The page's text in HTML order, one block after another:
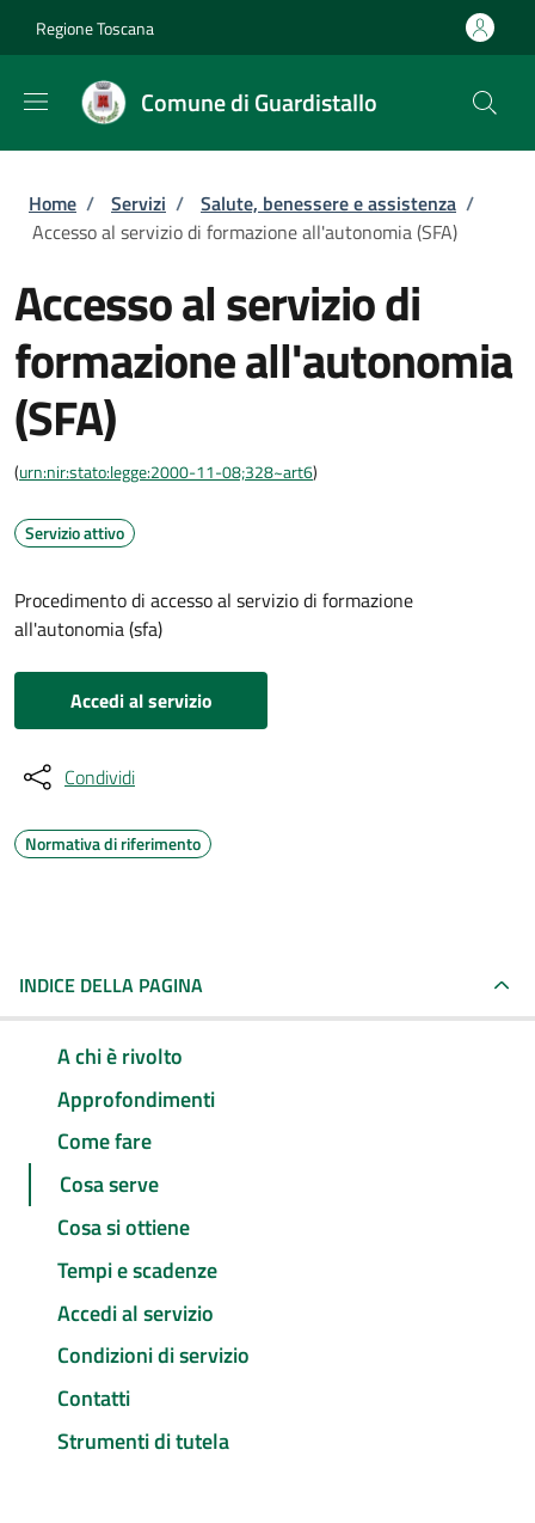
Regione Toscana
Comune di Guardistallo
Briciole di pane
Home / Servizi / Salute, benessere e assistenza /
Accesso al servizio di formazione all'autonomia (SFA)
Accesso al servizio di
formazione all'autonomia
(SFA)
(urn:nir:stato:legge:2000-11-08;328~art6)
Servizio attivo
Procedimento di accesso al servizio di formazione
all'autonomia (sfa)
Accedi al servizio
Condividi
Normativa di riferimento
INDICE DELLA PAGINA
A chi è rivolto
Approfondimenti
Come fare
Cosa serve
Cosa si ottiene
Tempi e scadenze
Accedi al servizio
Condizioni di servizio
Contatti
Strumenti di tutela